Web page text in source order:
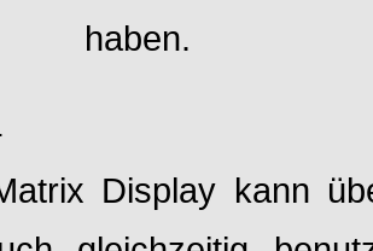
haben.
Display kann